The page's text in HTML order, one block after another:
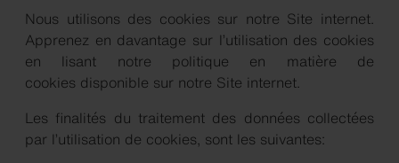
Nous utilisons des cookies sur notre Site internet.
Apprenez en davantage sur l’utilisation des cookies
en lisant notre politique en matière de
cookies disponible sur notre Site internet.
Les finalités du traitement des données collectées
par l’utilisation de cookies, sont les suivantes: